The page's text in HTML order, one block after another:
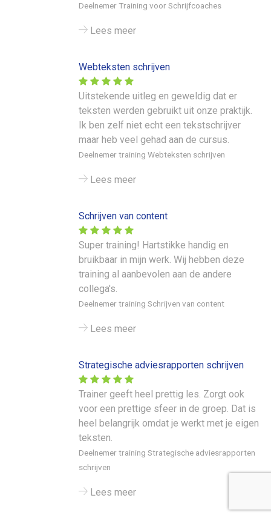
Deelnemer Training voor Schrijfcoaches
Lees meer
Webteksten schrijven
Uitstekende uitleg en geweldig dat er
teksten werden gebruikt uit onze praktijk.
Ik ben zelf niet echt een tekstschrijver
maar heb veel gehad aan de cursus.
Deelnemer training Webteksten schrijven
Lees meer
Schrijven van content
Super training! Hartstikke handig en
bruikbaar in mijn werk. Wij hebben deze
training al aanbevolen aan de andere
collega's.
Deelnemer training Schrijven van content
Lees meer
Strategische adviesrapporten schrijven
Trainer geeft heel prettig les. Zorgt ook
voor een prettige sfeer in de groep. Dat is
heel belangrijk omdat je werkt met je eigen
teksten.
Deelnemer training Strategische adviesrapporten
schrijven
Lees meer